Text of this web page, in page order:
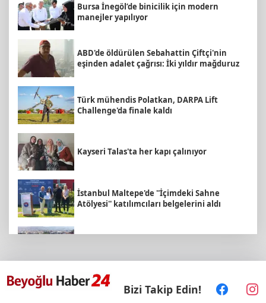
Bursa İnegöl’de binicilik için modern
manejler yapılıyor
ABD'de öldürülen Sebahattin Çiftçi'nin
eşinden adalet çağrısı: İki yıldır mağduruz
Türk mühendis Polatkan, DARPA Lift
Challenge'da finale kaldı
Kayseri Talas'ta her kapı çalınıyor
İstanbul Maltepe'de ''İçimdeki Sahne
Atölyesi'' katılımcıları belgelerini aldı
E-KİP’e Türkiye’nin Dijital Dönüşüm
Ödülü... Kamu kategorisinde zirvede
Bizi Takip Edin!